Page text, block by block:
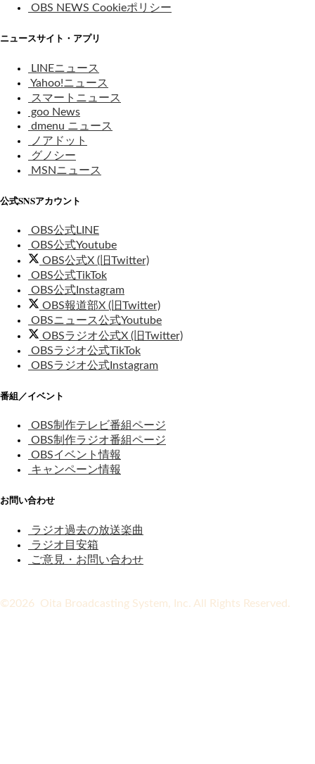
OBS NEWS Cookieポリシー
ニュースサイト・アプリ
LINEニュース
Yahoo!ニュース
スマートニュース
goo News
dmenu ニュース
ノアドット
グノシー
MSNニュース
公式SNSアカウント
OBS公式LINE
OBS公式Youtube
OBS公式X (旧Twitter)
OBS公式TikTok
OBS公式Instagram
OBS報道部X (旧Twitter)
OBSニュース公式Youtube
OBSラジオ公式X (旧Twitter)
OBSラジオ公式TikTok
OBSラジオ公式Instagram
番組／イベント
OBS制作テレビ番組ページ
OBS制作ラジオ番組ページ
OBSイベント情報
キャンペーン情報
お問い合わせ
ラジオ過去の放送楽曲
ラジオ目安箱
ご意見・お問い合わせ
©2026 Oita Broadcasting System, Inc. All Rights Reserved.